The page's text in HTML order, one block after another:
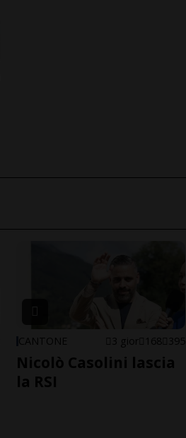
CANTONE 3 gior 168 395
Nicolò Casolini lascia
la RSI